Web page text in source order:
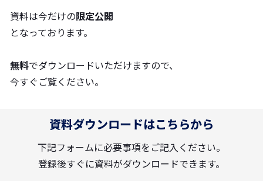
資料は今だけの限定公開
となっております。
無料でダウンロードいただけますので、
今すぐご覧ください。
資料ダウンロードはこちらから
下記フォームに必要事項をご記入ください。
登録後すぐに資料がダウンロードできます。